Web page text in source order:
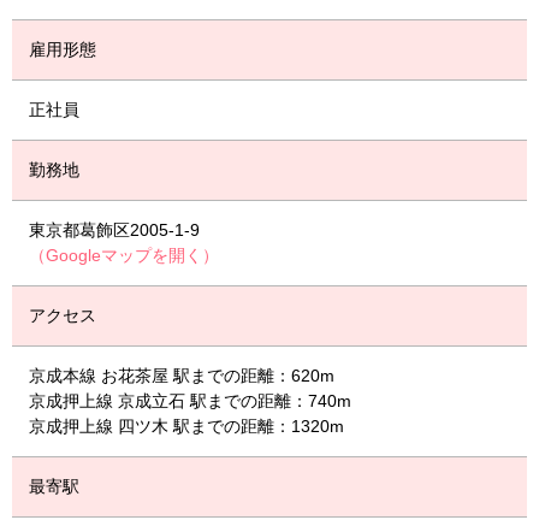
雇用形態
正社員
勤務地
東京都葛飾区2005-1-9
（Googleマップを開く）
アクセス
京成本線 お花茶屋 駅までの距離：620m
京成押上線 京成立石 駅までの距離：740m
京成押上線 四ツ木 駅までの距離：1320m
最寄駅